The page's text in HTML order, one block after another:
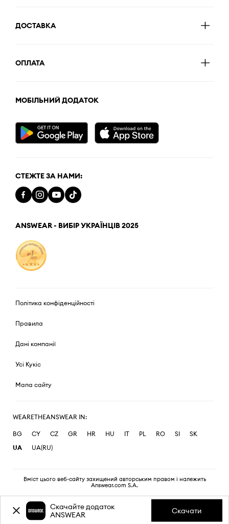
ДОСТАВКА
ОПЛАТА
МОБІЛЬНИЙ ДОДАТОК
СТЕЖТЕ ЗА НАМИ:
ANSWEAR - ВИБІР УКРАЇНЦІВ 2025
Політика конфіденційності
Правила
Дані компанії
Усі Кукіс
Мапа сайту
WEARETHEANSWEAR IN:
BG CY CZ GR HR HU IT PL RO SI
SK
UA
UA(RU)
Вміст цього веб-сайту захищений авторським правом і належить
Answear.com S.A.
Скачайте додаток
ANSWEAR
Скачати